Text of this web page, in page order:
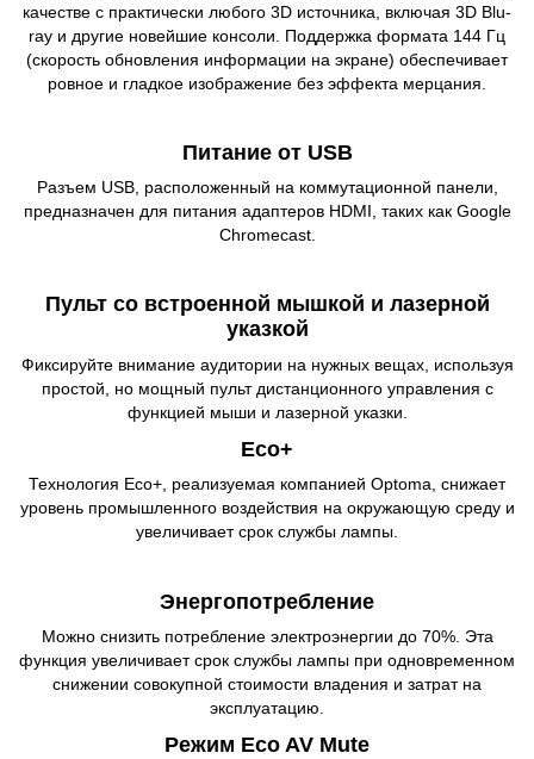
качестве с практически любого 3D источника, включая 3D Blu-
ray и другие новейшие консоли. Поддержка формата 144 Гц
(скорость обновления информации на экране) обеспечивает
ровное и гладкое изображение без эффекта мерцания.
Питание от USB
Разъем USB, расположенный на коммутационной панели,
предназначен для питания адаптеров HDMI, таких как Google
Chromecast.
Пульт со встроенной мышкой и лазерной
указкой
Фиксируйте внимание аудитории на нужных вещах, используя
простой, но мощный пульт дистанционного управления с
функцией мыши и лазерной указки.
Eco+
Технология Eco+, реализуемая компанией Optoma, снижает
уровень промышленного воздействия на окружающую среду и
увеличивает срок службы лампы.
Энергопотребление
Можно снизить потребление электроэнергии до 70%. Эта
функция увеличивает срок службы лампы при одновременном
снижении совокупной стоимости владения и затрат на
эксплуатацию.
Режим Eco AV Mute